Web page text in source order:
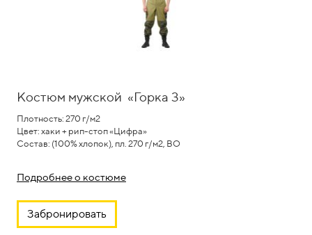
Костюм мужской «Горка 3»
Плотность: 270 г/м2
Цвет: хаки + рип-стоп «Цифра»
Cостав: (100% хлопок), пл. 270 г/м2, ВО
Подробнее о костюме
Забронировать